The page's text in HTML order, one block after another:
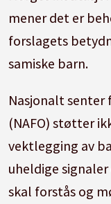
mener det er
forslagets
samiske barn.
Nasjonalt
(NAFO) støtter
vektlegging av
uheldige
skal forstås og